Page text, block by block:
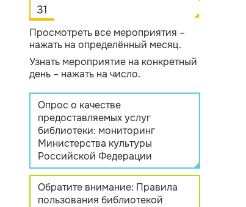
31
Просмотреть все мероприятия –
нажать на определённый месяц.
Узнать мероприятие на конкретный
день – нажать на число.
Опрос о качестве
предоставляемых услуг
библиотеки: мониторинг
Министерства культуры
Российской Федерации
Обратите внимание: Правила
пользования библиотекой